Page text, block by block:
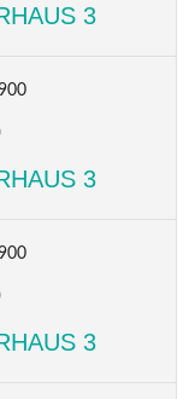
3
3
3